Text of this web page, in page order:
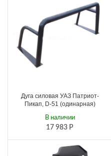
Дуга силовая УАЗ Патриот-
Пикап, D-51 (одинарная)
17 983 Р
В наличии